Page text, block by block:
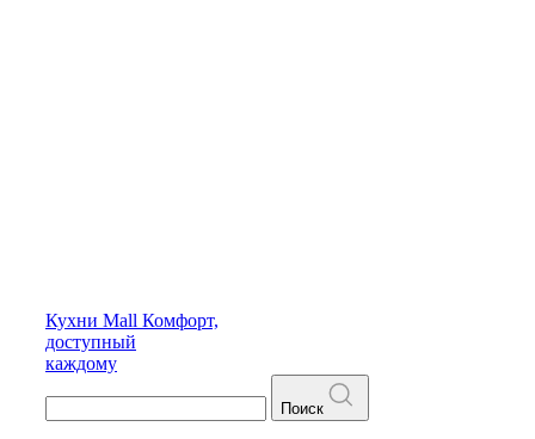
Кухни Mall Комфорт,
доступный
каждому
Поиск